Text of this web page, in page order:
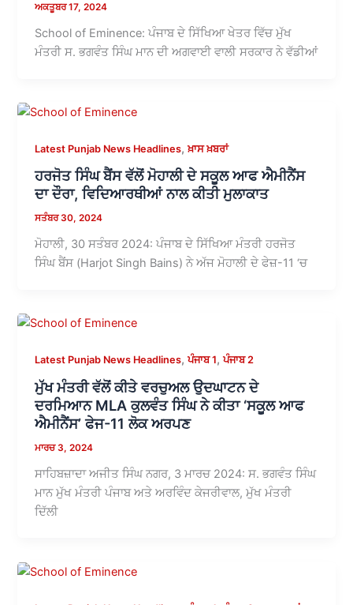
ਅਕਤੂਬਰ 17, 2024
School of Eminence: ਪੰਜਾਬ ਦੇ ਸਿੱਖਿਆ ਖੇਤਰ ਵਿੱਚ ਮੁੱਖ
ਮੰਤਰੀ ਸ. ਭਗਵੰਤ ਸਿੰਘ ਮਾਨ ਦੀ ਅਗਵਾਈ ਵਾਲੀ ਸਰਕਾਰ ਨੇ ਵੱਡੀਆਂ
Latest Punjab News Headlines,ਖ਼ਾਸ ਖ਼ਬਰਾਂ
ਹਰਜੋਤ ਸਿੰਘ ਬੈਂਸ ਵੱਲੋਂ ਮੋਹਾਲੀ ਦੇ ਸਕੂਲ ਆਫ ਐਮੀਨੈਂਸ
ਦਾ ਦੌਰਾ, ਵਿਦਿਆਰਥੀਆਂ ਨਾਲ ਕੀਤੀ ਮੁਲਾਕਾਤ
ਸਤੰਬਰ 30, 2024
ਮੋਹਾਲੀ, 30 ਸਤੰਬਰ 2024: ਪੰਜਾਬ ਦੇ ਸਿੱਖਿਆ ਮੰਤਰੀ ਹਰਜੋਤ
ਸਿੰਘ ਬੈਂਸ (Harjot Singh Bains) ਨੇ ਅੱਜ ਮੋਹਾਲੀ ਦੇ ਫੇਜ਼-11 ‘ਚ
Latest Punjab News Headlines,ਪੰਜਾਬ 1,ਪੰਜਾਬ 2
ਮੁੱਖ ਮੰਤਰੀ ਵੱਲੋਂ ਕੀਤੇ ਵਰਚੁਅਲ ਉਦਘਾਟਨ ਦੇ
ਦਰਮਿਆਨ MLA ਕੁਲਵੰਤ ਸਿੰਘ ਨੇ ਕੀਤਾ ‘ਸਕੂਲ ਆਫ
ਐਮੀਨੈਂਸ’ ਫੇਜ-11 ਲੋਕ ਅਰਪਣ
ਮਾਰਚ 3, 2024
ਸਾਹਿਬਜ਼ਾਦਾ ਅਜੀਤ ਸਿੰਘ ਨਗਰ, 3 ਮਾਰਚ 2024: ਸ. ਭਗਵੰਤ ਸਿੰਘ
ਮਾਨ ਮੁੱਖ ਮੰਤਰੀ ਪੰਜਾਬ ਅਤੇ ਅਰਵਿੰਦ ਕੇਜਰੀਵਾਲ, ਮੁੱਖ ਮੰਤਰੀ
ਦਿੱਲੀ